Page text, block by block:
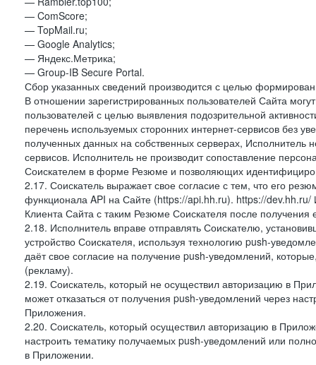
— ComScore;
— TopMail.ru;
— Google Analytics;
— Яндекс.Метрика;
— Group-IB Secure Portal.
Сбор указанных сведений производится с целью
В отношении зарегистрированных пользователей Сайта
пользователей с целью выявления подозрительной
перечень используемых сторонних интернет-сервисов без
полученных данных на собственных серверах, Исполнитель
сервисов. Исполнитель не производит сопоставление
Соискателем в форме Резюме и позволяющих
2.17. Соискатель выражает свое согласие с тем, что его
функционала API на Сайте (https://api.hh.ru). https://dev.hh.ru/
Клиента Сайта с таким Резюме Соискателя после
2.18. Исполнитель вправе отправлять Соискателю,
устройство Соискателя, используя технологию push-
даёт свое согласие на получение push-уведомлений,
(рекламу).
2.19. Соискатель, который не осуществил авторизацию в
может отказаться от получения push-уведомлений через
Приложения.
2.20. Соискатель, который осуществил авторизацию в
настроить тематику получаемых push-уведомлений или
в Приложении.